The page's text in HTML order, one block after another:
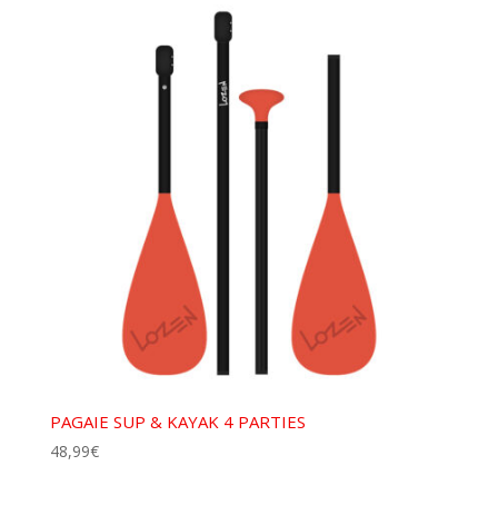
PAGAIE SUP & KAYAK 4 PARTIES
48,99€